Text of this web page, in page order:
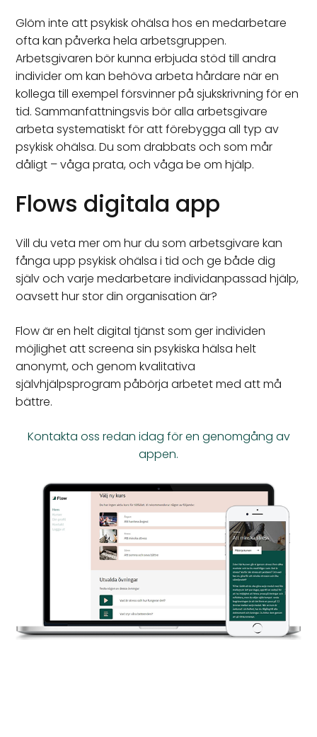
Glöm inte att psykisk ohälsa hos en medarbetare
ofta kan påverka hela arbetsgruppen.
Arbetsgivaren bör kunna erbjuda stöd till andra
individer om kan behöva arbeta hårdare när en
kollega till exempel försvinner på sjukskrivning för en
tid. Sammanfattningsvis bör alla arbetsgivare
arbeta systematiskt för att förebygga all typ av
psykisk ohälsa. Du som drabbats och som mår
dåligt – våga prata, och våga be om hjälp.
Flows digitala app
Vill du veta mer om hur du som arbetsgivare kan
fånga upp psykisk ohälsa i tid och ge både dig
själv och varje medarbetare individanpassad hjälp,
oavsett hur stor din organisation är?
Flow är en helt digital tjänst som ger individen
möjlighet att screena sin psykiska hälsa helt
anonymt, och genom kvalitativa
självhjälpsprogram påbörja arbetet med att må
bättre.
Kontakta oss redan idag för en genomgång av
appen.